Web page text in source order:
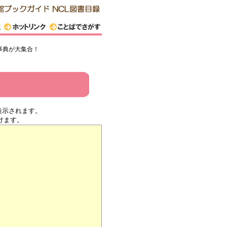
が大集合！
されます。
す。